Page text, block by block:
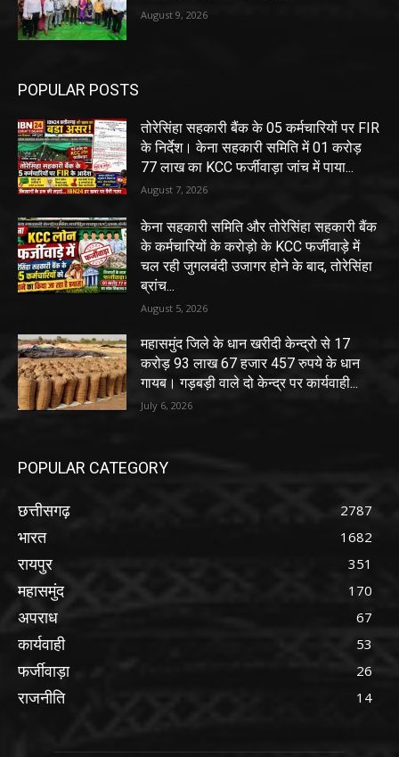
August 9, 2026
POPULAR POSTS
तोरेसिंहा सहकारी बैंक के 05 कर्मचारियों पर FIR
के निर्देश। केना सहकारी समिति में 01 करोड़
77 लाख का KCC फर्जीवाड़ा जांच में पाया...
August 7, 2026
केना सहकारी समिति और तोरेसिंहा सहकारी बैंक
के कर्मचारियों के करोड़ो के KCC फर्जीवाड़े में
चल रही जुगलबंदी उजागर होने के बाद, तोरेसिंहा
ब्रांच...
August 5, 2026
महासमुंद जिले के धान खरीदी केन्द्रो से 17
करोड़ 93 लाख 67 हजार 457 रुपये के धान
गायब। गड़बड़ी वाले दो केन्द्र पर कार्यवाही...
July 6, 2026
POPULAR CATEGORY
छत्तीसगढ़ 2787
भारत 1682
रायपुर 351
महासमुंद 170
अपराध 67
कार्यवाही 53
फर्जीवाड़ा 26
राजनीति 14